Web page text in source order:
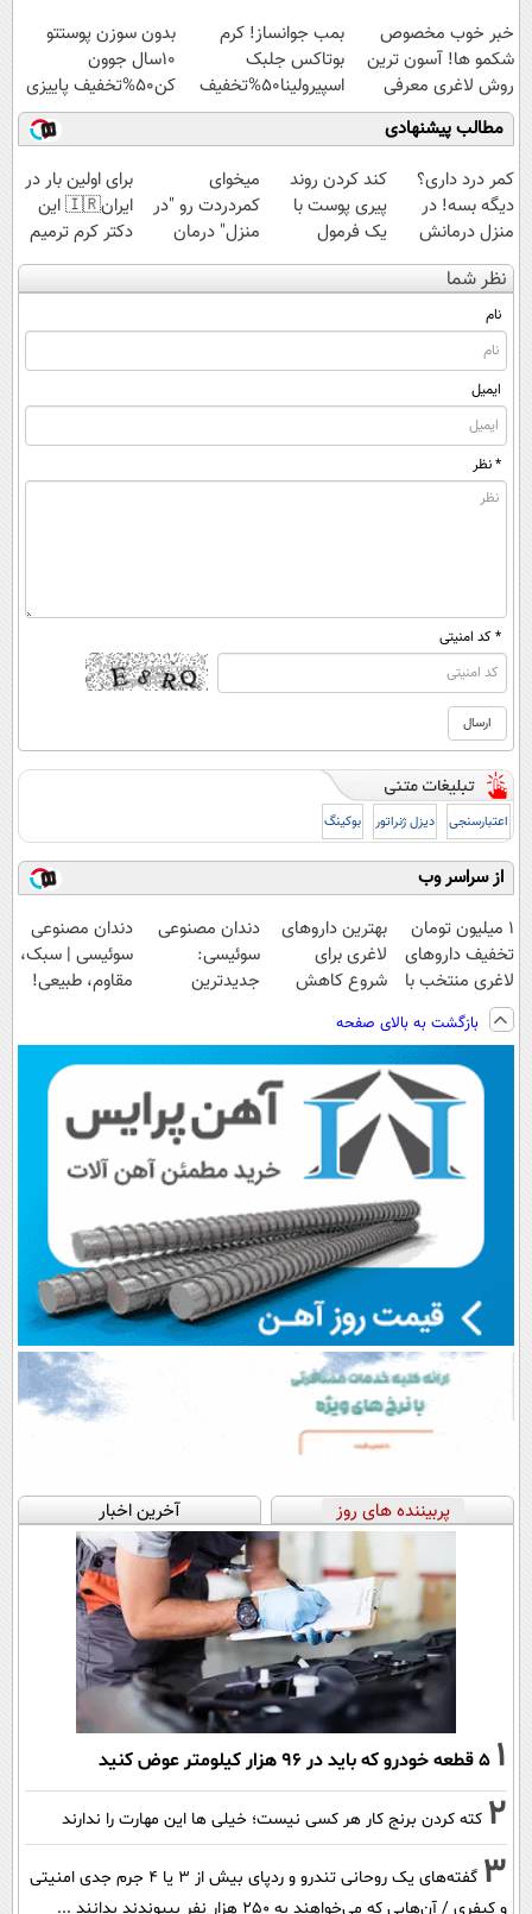
خبر خوب مخصوص
شکمو ها! آسون ترین
روش لاغری معرفی
شد
بمب جوانساز! کرم
بوتاکس جلبک
اسپیرولینا50%تخفیف
بدون سوزن پوستتو
10سال جوون
کن50%تخفیف پاییزی
مطالب پیشنهادی
کمر درد داری؟
دیگه بسه! در
منزل درمانش
کن
(◀پرسش‌نامه)
کند کردن روند
پیری پوست با
یک فرمول
گیاهی
میخوای
کمردردت رو "در
منزل" درمان
کنی؟ (◂فیلم +
◂پرسش‌نامه)
برای اولین بار در
ایران🇮🇷 این
دکتر کرم ترمیم
کننده 23 روزه
ساخت!
نظر شما
نام
ایمیل
* نظر
* کد امنیتی
اعتبارسنجی دیزل ژنراتور بوکینگ
از سراسر وب
۱ میلیون تومان
تخفیف داروهای
لاغری منتخب با
ارسال از
داروخانه نزدیکت
بهترین داروهای
لاغری برای
شروع کاهش
داروخانه های
نزدیکت!
دندان مصنوعی
سوئیسی:
جدیدترین
پرداخت قسطی
دندان مصنوعی
سوئیسی | سبک،
مقاوم، طبیعی!
اقساطی😍
بازگشت به بالای صفحه
پربیننده های روز آخرین اخبار
1 ۵ قطعه خودرو که باید در ۹۶ هزار کیلومتر عوض کنید
2 کته کردن برنج کار هر کسی نیست؛ خیلی ها این مهارت را ندارند
3
گفته‌های یک روحانی تندرو و ردپای بیش از ۳ یا ۴ جرم جدی امنیتی
و کیفری / آن‌هایی که می‌خواهند به ۲۵۰ هزار نفر بپیوندند بدانند ...